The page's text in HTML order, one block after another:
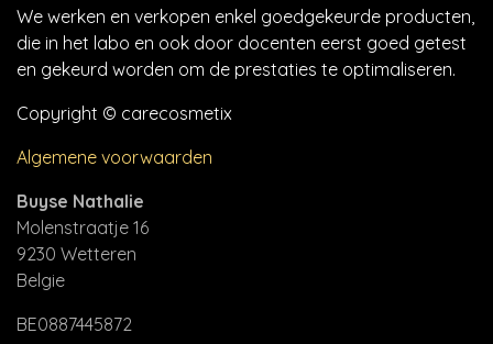
We werken en verkopen enkel goedgekeurde producten,
die in het labo en ook door docenten eerst goed getest
en gekeurd worden om de prestaties te optimaliseren.
Copyright © carecosmetix
Algemene voorwaarden
Buyse Nathalie
Molenstraatje 16
9230 Wetteren
Belgie
BE0887445872